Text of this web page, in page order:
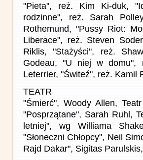
"Pieta", reż. Kim Ki-duk,
rodzinne", reż. Sarah
Rothemund, "Pussy Riot:
Liberace", reż. Steven
Riklis, "Stażyści", reż.
Godeau, "U niej w domu",
Leterrier, "Świteź", reż. Kamil
TEATR
"Śmierć", Woody Allen,
"Posprzątane", Sarah Ruhl,
letniej", wg Williama
"Słoneczni Chłopcy", Neil
Rajd Dakar", Sigitas